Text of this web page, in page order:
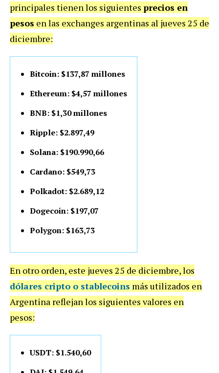
principales tienen los siguientes precios en
pesos en las exchanges argentinas al jueves 25 de
diciembre:
Bitcoin: $137,87 millones
Ethereum: $4,57 millones
BNB: $1,30 millones
Ripple: $2.897,49
Solana: $190.990,66
Cardano: $549,73
Polkadot: $2.689,12
Dogecoin: $197,07
Polygon: $163,73
En otro orden, este jueves 25 de diciembre, los
dólares cripto o stablecoins más utilizados en
Argentina reflejan los siguientes valores en
pesos:
USDT: $1.540,60